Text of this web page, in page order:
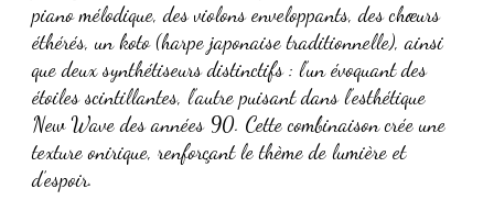
piano mélodique, des violons enveloppants, des chœurs
éthérés, un koto (harpe japonaise traditionnelle), ainsi
que deux synthétiseurs distinctifs : l’un évoquant des
étoiles scintillantes, l’autre puisant dans l’esthétique
New Wave des années 90. Cette combinaison crée une
texture onirique, renforçant le thème de lumière et
d’espoir.